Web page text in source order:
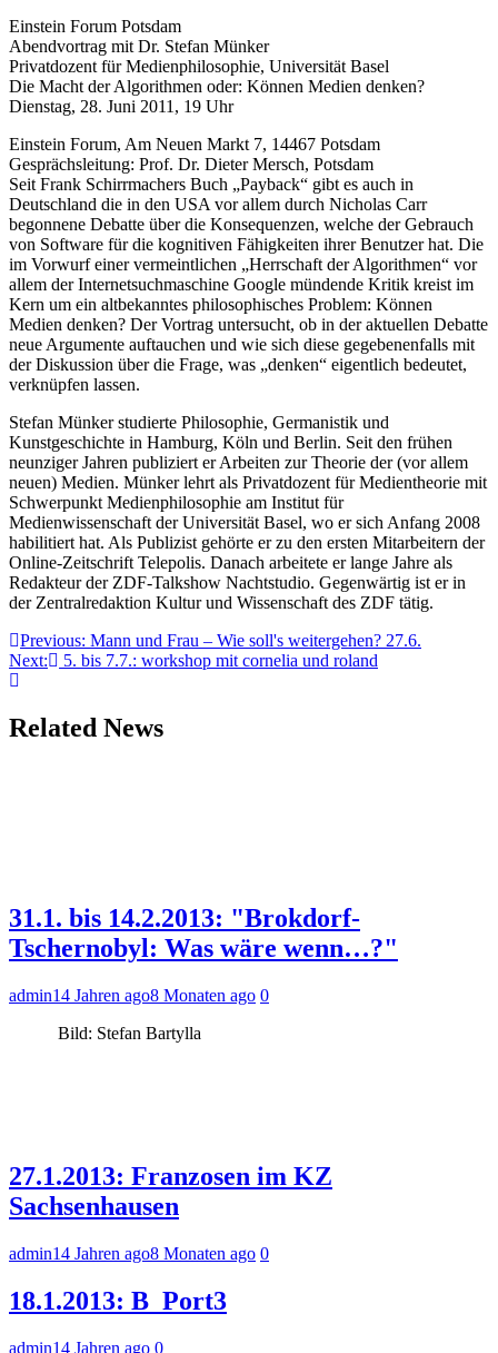
Einstein Forum Potsdam
Abendvortrag mit Dr. Stefan Münker
Privatdozent für Medienphilosophie, Universität Basel
Die Macht der Algorithmen oder: Können Medien denken?
Dienstag, 28. Juni 2011, 19 Uhr
Einstein Forum, Am Neuen Markt 7, 14467 Potsdam
Gesprächsleitung: Prof. Dr. Dieter Mersch, Potsdam
Seit Frank Schirrmachers Buch „Payback“ gibt es auch in
Deutschland die in den USA vor allem durch Nicholas Carr
begonnene Debatte über die Konsequenzen, welche der Gebrauch
von Software für die kognitiven Fä­hig­­keiten ihrer Benutzer hat. Die
im Vorwurf einer vermeintlichen „Herr­schaft der Algorithmen“ vor
allem der Internetsuchmaschine Google mün­dende Kritik kreist im
Kern um ein altbekanntes philosophisches Pro­blem: Können
Medien denken? Der Vortrag untersucht, ob in der aktu­ellen De­batte
neue Argumente auftauchen und wie sich diese gege­benenfalls mit
der Diskussion über die Frage, was „denken“ eigentlich be­deutet,
ver­knüp­fen lassen.
Stefan Münker studierte Philosophie, Germanistik und
Kunstgeschichte in Hamburg, Köln und Berlin. Seit den frühen
neunziger Jahren publiziert er Arbeiten zur Theorie der (vor allem
neuen) Medien. Münker lehrt als Pri­vat­dozent für Medientheorie mit
Schwerpunkt Medienphilosophie am In­stitut für
Medienwissenschaft der Universität Basel, wo er sich Anfang 2008
habilitiert hat. Als Publizist gehörte er zu den ersten Mitarbeitern der
Online-Zeitschrift Telepolis. Danach arbeitete er lange Jahre als
Redak­teur der ZDF-Talkshow Nachtstudio. Gegenwärtig ist er in
der Zentral­re­dakt­­ion Kultur und Wissenschaft des ZDF tätig.
Beitragsnavigation
Previous: Mann und Frau – Wie soll's weitergehen? 27.6.
Next:
5. bis 7.7.: workshop mit cornelia und roland
Related News
31.1. bis 14.2.2013: "Brokdorf-
Tschernobyl: Was wäre wenn…?"
admin14 Jahren ago8 Monaten ago 0
Bild: Stefan Bartylla
27.1.2013: Franzosen im KZ
Sachsenhausen
admin14 Jahren ago8 Monaten ago 0
18.1.2013: B_Port3
admin14 Jahren ago 0